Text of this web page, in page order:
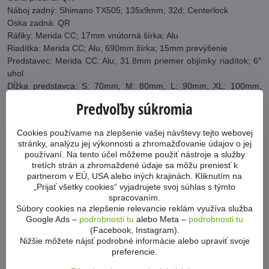
Náboj zadný: Shimano TX505; 135x9mm; 32d; Centerlock
Oska zadná: QR
Ráfiky: Merida CC; 17mm vnútorná šírka; Alu
Riadítka: Merida CC; Alu; 690mm šírka; 15mm prevýšenie
Predstavec: Merida CC; Alu; 31.8mm priemer objímky riadítok; 6°
uhol
Dĺžka predstavca: S: 70mm, M: 80mm, L: 90mm, XL: 100mm,
Hlavové zloženie: Merida M2345
Sedlovka: Merida CC; Alu; 30.9mm priemer; 15mm offset
Sedlová objímka: Merida Comp QR
Sedlo: Merida Sport Comfort
Pedále: VP VPE-891
Plášť predný: Merida K1080; 29x2.2"
Plášť zadný: Merida K1080; 29x2.2"
Hmotnosť: 13,99 kg
Viac z kategórie
Horské MTB 29"
Predvoľby súkromia
Cookies používame na zlepšenie vašej návštevy tejto webovej
stránky, analýzu jej výkonnosti a zhromažďovanie údajov o jej
používaní. Na tento účel môžeme použiť nástroje a služby
tretích strán a zhromaždené údaje sa môžu preniesť k
partnerom v EÚ, USA alebo iných krajinách. Kliknutím na
„Prijať všetky cookies“ vyjadrujete svoj súhlas s týmto
spracovaním.
Súbory cookies na zlepšenie relevancie reklám využíva služba
Google Ads – podrobnosti tu alebo Meta – podrobnosti tu
(Facebook, Instagram).
Nižšie môžete nájsť podrobné informácie alebo upraviť svoje
preferencie.